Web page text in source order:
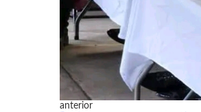
anterior